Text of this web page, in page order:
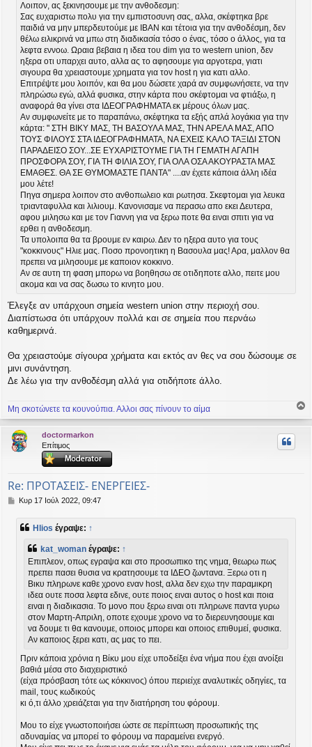
σΛοιπον, ας ξεκινησουμε με την ανθοδεσμη:
Σας ευχαριστω πολυ για την εμπιστοσυνη σας, αλλα, σκέφτηκα βρε
παιδιά να μην μπερδευτούμε με ΙΒΑΝ και τέτοια για την ανθοδέσμη, δεν
θέλω ειλικρινά να μπω στη διαδικασία τόσο ο ένας, τόσο ο άλλος, για τα
λεφτα εννοω. Ωραια βεβαια η ιδεα του dim για το western union, δεν
ηξερα οτι υπαρχει αυτο, αλλα ας το αφησουμε για αργοτερα, γιατι
σιγουρα θα χρειαστουμε χρηματα για τον host η για κατι αλλο.
Επιτρέψτε μου λοιπόν, και θα μου δώσετε χαρά αν συμφωνήσετε, να την
πληρώσω εγώ, αλλά φυσικα, στην κάρτα που σκέφτομαι να φτιάξω, η
αναφορά θα γίνει στα ΙΔΕΟΓΡΑΦΗΜΑΤΑ εκ μέρους όλων μας.
Αν συμφωνείτε με το παραπάνω, σκέφτηκα τα εξής απλά λογάκια για την
κάρτα: " ΣΤΗ ΒΙΚΥ ΜΑΣ, ΤΗ ΒΑΣΟΥΛΑ ΜΑΣ, ΤΗΝ ΑΡΕΛΑ ΜΑΣ, ΑΠΟ
ΤΟΥΣ ΦΙΛΟΥΣ ΣΤΑ ΙΔΕΟΓΡΑΦΗΜΑΤΑ, ΝΑ ΕΧΕΙΣ ΚΑΛΟ ΤΑΞΙΔΙ ΣΤΟΝ
ΠΑΡΑΔΕΙΣΟ ΣΟΥ...ΣΕ ΕΥΧΑΡΙΣΤΟΥΜΕ ΓΙΑ ΤΗ ΓΕΜΑΤΗ ΑΓΑΠΗ
ΠΡΟΣΦΟΡΑ ΣΟΥ, ΓΙΑ ΤΗ ΦΙΛΙΑ ΣΟΥ, ΓΙΑ ΟΛΑ ΟΣΑ ΑΚΟΥΡΑΣΤΑ ΜΑΣ
ΕΜΑΘΕΣ. ΘΑ ΣΕ ΘΥΜΟΜΑΣΤΕ ΠΑΝΤΑ" ....αν έχετε κάποια άλλη ιδέα
μου λέτε!
Πηγα σημερα λοιπον στο ανθοπωλειο και ρωτησα. Σκεφτομαι για λευκα
τριανταφυλλα και λιλιουμ. Κανονισαμε να περασω απο εκει Δευτερα,
αφου μιλησω και με τον Γιαννη για να ξερω ποτε θα ειναι σπιτι για να
ερθει η ανθοδεσμη.
Τα υπολοιπα θα τα βρουμε εν καιρω. Δεν το ηξερα αυτο για τους
"κοκκινους" Ηλιε μας. Ποσο προνοητικη η Βασουλα μας! Αρα, μαλλον θα
πρεπει να μιλησουμε με καποιον κοκκινο.
Αν σε αυτη τη φαση μπορω να βοηθησω σε οτιδηποτε αλλο, πειτε μου
ακομα και να σας δωσω το κινητο μου.
Έλεγξε αν υπάρχουn σημεία western union στην περιοχή σου.
Διαπίστωσα ότι υπάρχουν πολλά και σε σημεία που περνάω
καθημερινά.
Θα χρειαστούμε σίγουρα χρήματα και εκτός αν θες να σου δώσουμε σε
μινι συνάντηση.
Δε λέω για την ανθοδέσμη αλλά για οτιδήποτε άλλο.
Μη σκοτώνετε τα κουνούπια. Αλλοι σας πίνουν το αίμα
ρ
doctormarkon
Επίτιμος
Re: ΠΡΟΤΑΣΕΙΣ- ΕΝΕΡΓΕΙΕΣ-
Δ
μ
Κυρ 17 Ιούλ 2022, 09:47
Hlios έγραψε: ↑
kat_woman έγραψε: ↑
Επιπλεον, οπως εγραψα και στο προσωπικο της νημα, θεωρω πως
πρεπει πασει θυσια να κρατησουμε τα ΙΔΕΟ ζωντανα. Ξερω οτι η
Βικυ πληρωνε καθε χρονο εναν host, αλλα δεν εχω την παραμικρη
ιδεα ουτε ποσα λεφτα εδινε, ουτε ποιος ειναι αυτος ο host και ποια
ειναι η διαδικασια. Το μονο που ξερω ειναι οτι πληρωνε παντα γυρω
στον Μαρτη-Απριλη, οποτε εχουμε χρονο να το διερευνησουμε και
να δουμε τι θα κανουμε, οποιος μπορει και οποιος επιθυμεί, φυσικα.
Αν καποιος ξερει κατι, ας μας το πει.
Πριν κάποια χρόνια η Βίκυ μου είχε υποδείξει ένα νήμα που έχει ανοίξει
βαθιά μέσα στο διαχειριστικό
(είχα πρόσβαση τότε ως κόκκινος) όπου περιείχε αναλυτικές οδηγίες, τα
mail, τους κωδικούς
κι ό,τι άλλο χρειάζεται για την διατήρηση του φόρουμ.
Μου το είχε γνωστοποιήσει ώστε σε περίπτωση προσωπικής της
αδυναμίας να μπορεί το φόρουμ να παραμείνει ενεργό.